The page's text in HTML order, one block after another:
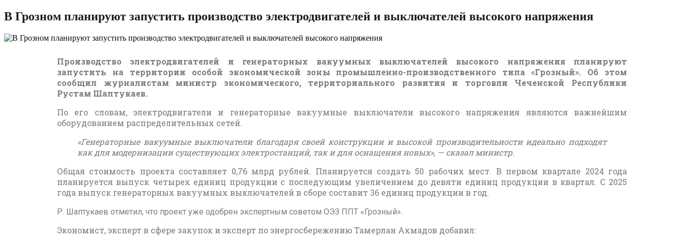
В Грозном планируют запустить производство электродвигателей и выключателей высокого напряжения
Производство электродвигателей и генераторных вакуумных выключателей высокого напряжения планируют
запустить на территории особой экономической зоны промышленно-производственного типа «Грозный». Об этом
сообщил журналистам министр экономического, территориального развития и торговли Чеченской Республики
Рустам Шаптукаев.
По его словам, электродвигатели и генераторные вакуумные выключатели высокого напряжения являются важнейшим
оборудованием распределительных сетей.
«Генераторные вакуумные выключатели благодаря своей конструкции и высокой производительности идеально подходят
как для модернизации существующих электростанций, так и для оснащения новых», — сказал министр.
Общая стоимость проекта составляет 0,76 млрд рублей. Планируется создать 50 рабочих мест. В первом квартале 2024 года
планируется выпуск четырех единиц продукции с последующим увеличением до девяти единиц продукции в квартал. С 2025
года выпуск генераторных вакуумных выключателей в сборе составит 36 единиц продукции в год.
Р. Шаптукаев отметил, что проект уже одобрен экспертным советом ОЭЗ ППТ «Грозный».
Экономист, эксперт в сфере закупок и эксперт по энергосбережению Тамерлан Ахмадов добавил: